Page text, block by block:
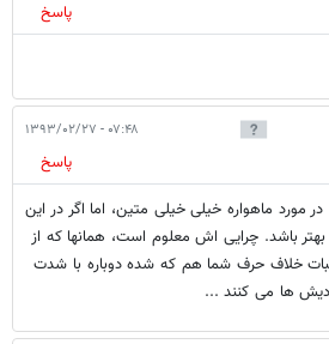
پاسخ
۰۷:۴۸ - ۱۳۹۳/۰۲/۲۷
پاسخ
مورد ماهواره خیلی خیلی متین، اما اگر در این
باشد. چرایی اش معلوم است، همانها که از
خلاف حرف شما هم که شده دوباره با شدت
ها می کنند ...